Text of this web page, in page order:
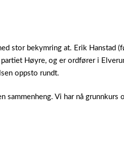
stor bekymring at. Erik Hanstad
Høyre, og er ordfører i
oppsto rundt.
sammenheng. Vi har nå